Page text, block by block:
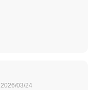
2026/03/24